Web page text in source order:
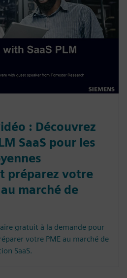
: Découvrez
SaaS pour les
préparez votre
marché de
gratuit à la demande pour
votre PME au marché de
SaaS.